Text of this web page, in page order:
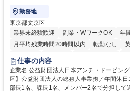
勤務地
東京都文京区
業界未経験歓迎
副業・WワークOK
年
月平均残業時間20時間以内
転勤なし
賞与あり
育休あり
食事補助あり
仕事の内容
企業名 公益財団法人日本アンチ・ドーピング機構 求人名 【東京
区】公益財団法人の総務人事業務／年間休日125日 仕事の内容 下
部長1名、課長1名、メンバー2名で分担して